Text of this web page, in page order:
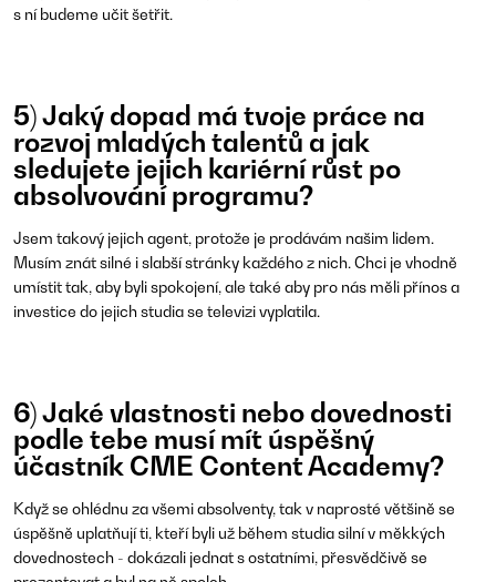
s ní budeme učit šetřit.
5) Jaký dopad má tvoje práce na
rozvoj mladých talentů a jak
sledujete jejich kariérní růst po
absolvování programu?
Jsem takový jejich agent, protože je prodávám našim lidem.
Musím znát silné i slabší stránky každého z nich. Chci je vhodně
umístit tak, aby byli spokojení, ale také aby pro nás měli přínos a
investice do jejich studia se televizi vyplatila.
6) Jaké vlastnosti nebo dovednosti
podle tebe musí mít úspěšný
účastník CME Content Academy?
Když se ohlédnu za všemi absolventy, tak v naprosté většině se
úspěšně uplatňují ti, kteří byli už během studia silní v měkkých
dovednostech - dokázali jednat s ostatními, přesvědčivě se